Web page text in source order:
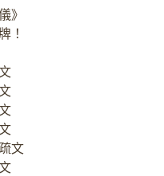
》
！
文